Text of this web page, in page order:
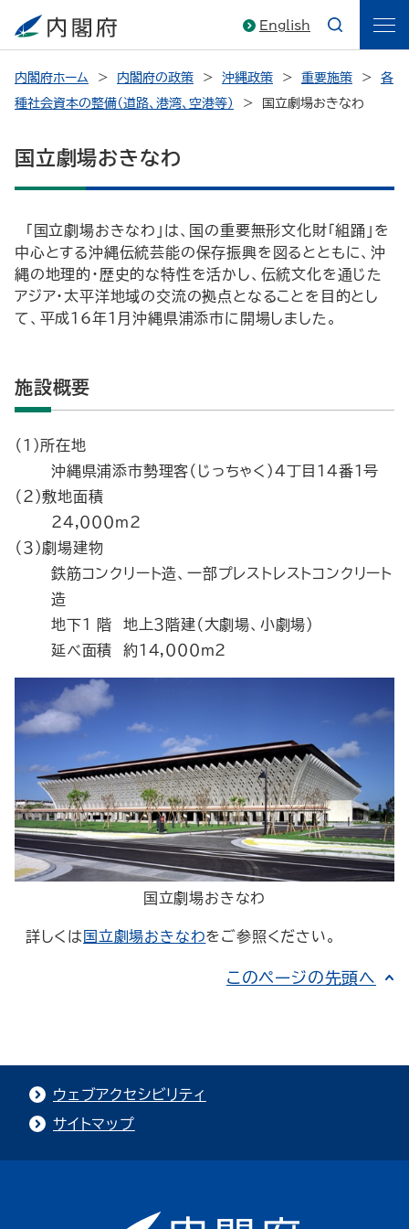
English
内閣府ホーム 内閣府の政策 沖縄政策 重要施策
各
種社会資本の整備（道路、港湾、空港等）
国立劇場おきなわ
国立劇場おきなわ
「国立劇場おきなわ」は、国の重要無形文化財「組踊」を
中心とする沖縄伝統芸能の保存振興を図るとともに、沖
縄の地理的・歴史的な特性を活かし、伝統文化を通じた
アジア・太平洋地域の交流の拠点となることを目的とし
て、平成16年1月沖縄県浦添市に開場しました。
施設概要
（１）所在地
沖縄県浦添市勢理客（じっちゃく）４丁目１４番１号
（２）敷地面積
２４,０００ｍ2
（３）劇場建物
鉄筋コンクリート造、一部プレストレストコンクリート
造
地下１ 階 地上３階建（大劇場、小劇場）
延べ面積 約１４,０００ｍ2
国立劇場おきなわ
詳しくは 国立劇場おきなわをご参照ください。
このページの先頭へ
ウェブアクセシビリティ
サイトマップ